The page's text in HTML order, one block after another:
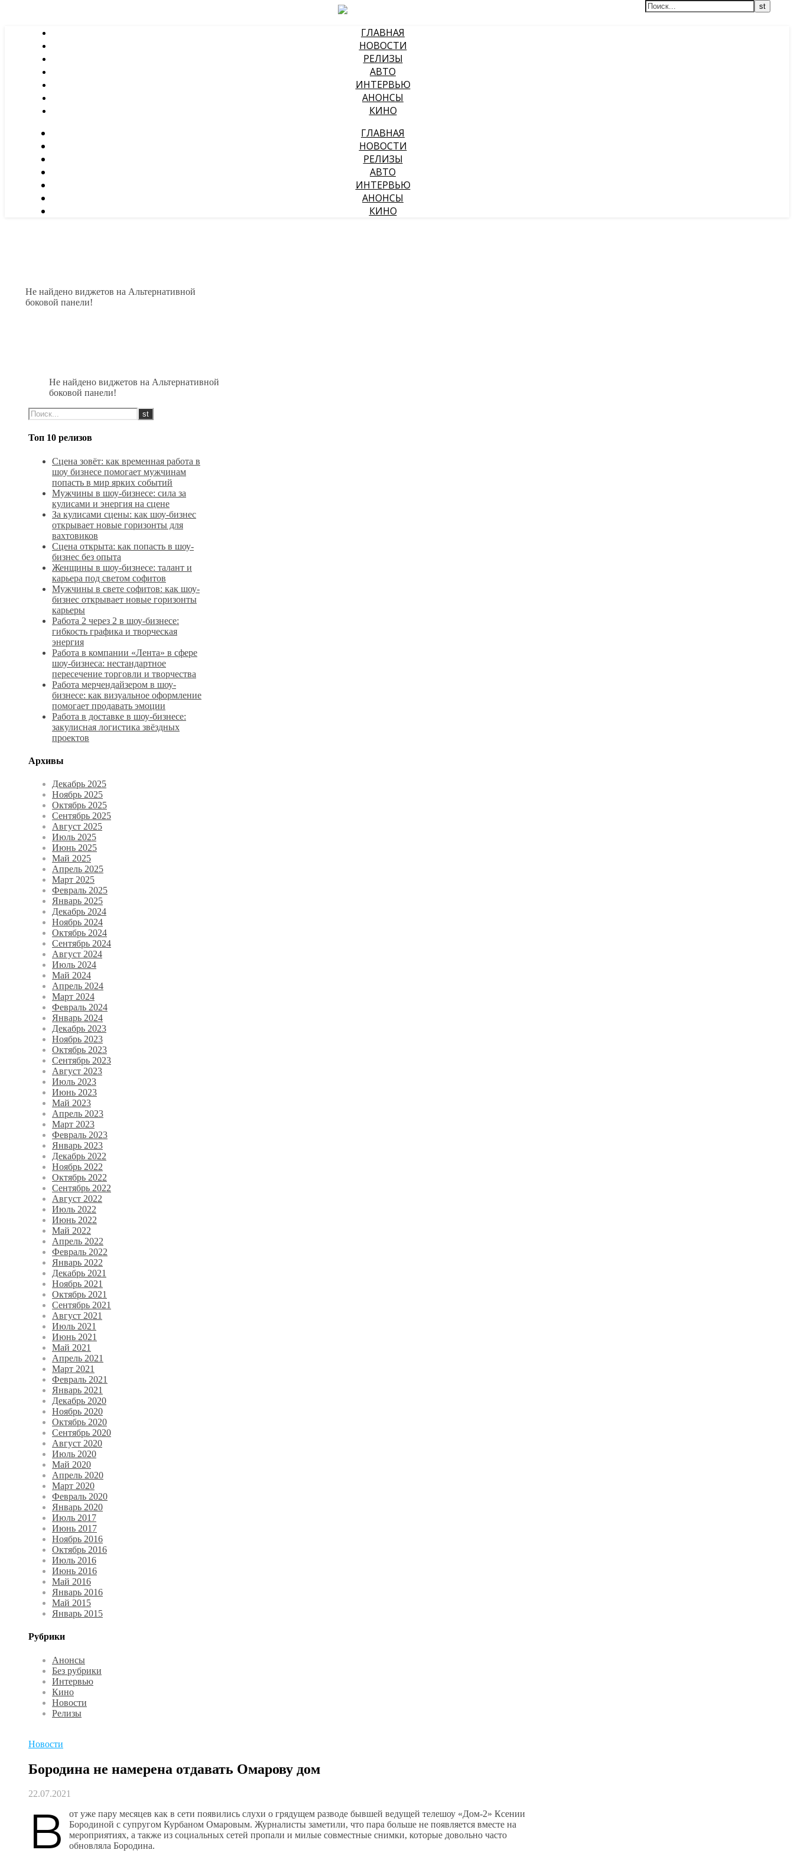
ГЛАВНАЯ
НОВОСТИ
РЕЛИЗЫ
АВТО
ИНТЕРВЬЮ
АНОНСЫ
КИНО
ГЛАВНАЯ
НОВОСТИ
РЕЛИЗЫ
АВТО
ИНТЕРВЬЮ
АНОНСЫ
КИНО
Не найдено виджетов на Альтернативной
боковой панели!
Не найдено виджетов на Альтернативной
боковой панели!
Топ 10 релизов
Сцена зовёт: как временная работа в
шоу бизнесе помогает мужчинам
попасть в мир ярких событий
Мужчины в шоу-бизнесе: сила за
кулисами и энергия на сцене
За кулисами сцены: как шоу-бизнес
открывает новые горизонты для
вахтовиков
Сцена открыта: как попасть в шоу-
бизнес без опыта
Женщины в шоу-бизнесе: талант и
карьера под светом софитов
Мужчины в свете софитов: как шоу-
бизнес открывает новые горизонты
карьеры
Работа 2 через 2 в шоу-бизнесе:
гибкость графика и творческая
энергия
Работа в компании «Лента» в сфере
шоу-бизнеса: нестандартное
пересечение торговли и творчества
Работа мерчендайзером в шоу-
бизнесе: как визуальное оформление
помогает продавать эмоции
Работа в доставке в шоу-бизнесе:
закулисная логистика звёздных
проектов
Архивы
Декабрь 2025
Ноябрь 2025
Октябрь 2025
Сентябрь 2025
Август 2025
Июль 2025
Июнь 2025
Май 2025
Апрель 2025
Март 2025
Февраль 2025
Январь 2025
Декабрь 2024
Ноябрь 2024
Октябрь 2024
Сентябрь 2024
Август 2024
Июль 2024
Май 2024
Апрель 2024
Март 2024
Февраль 2024
Январь 2024
Декабрь 2023
Ноябрь 2023
Октябрь 2023
Сентябрь 2023
Август 2023
Июль 2023
Июнь 2023
Май 2023
Апрель 2023
Март 2023
Февраль 2023
Январь 2023
Декабрь 2022
Ноябрь 2022
Октябрь 2022
Сентябрь 2022
Август 2022
Июль 2022
Июнь 2022
Май 2022
Апрель 2022
Февраль 2022
Январь 2022
Декабрь 2021
Ноябрь 2021
Октябрь 2021
Сентябрь 2021
Август 2021
Июль 2021
Июнь 2021
Май 2021
Апрель 2021
Март 2021
Февраль 2021
Январь 2021
Декабрь 2020
Ноябрь 2020
Октябрь 2020
Сентябрь 2020
Август 2020
Июль 2020
Май 2020
Апрель 2020
Март 2020
Февраль 2020
Январь 2020
Июль 2017
Июнь 2017
Ноябрь 2016
Октябрь 2016
Июль 2016
Июнь 2016
Май 2016
Январь 2016
Май 2015
Январь 2015
Рубрики
Анонсы
Без рубрики
Интервью
Кино
Новости
Релизы
Новости
Бородина не намерена отдавать Омарову дом
22.07.2021
В
от уже пару месяцев как в сети появились слухи о грядущем разводе бывшей ведущей телешоу «Дом-2» Ксении
Бородиной с супругом Курбаном Омаровым. Журналисты заметили, что пара больше не появляется вместе на
мероприятиях, а также из социальных сетей пропали и милые совместные снимки, которые довольно часто
обновляла Бородина.